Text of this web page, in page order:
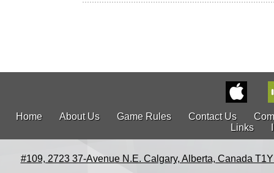
Home About Us Game Rules Contact Us
Links
#109, 2723 37-Avenue N.E. Calgary, Alberta, Canada